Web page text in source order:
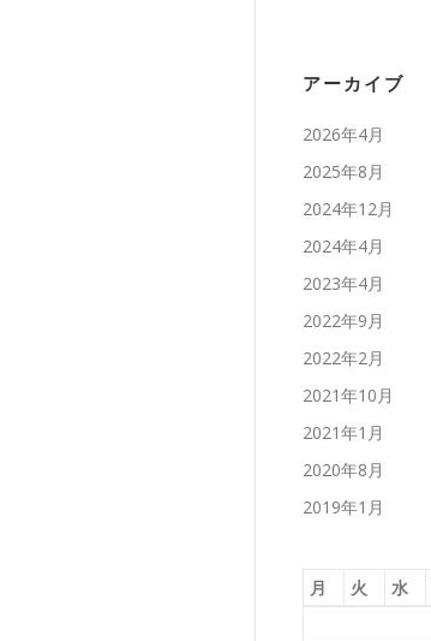
アーカイブ
2026年4月
2025年8月
2024年12月
2024年4月
2023年4月
2022年9月
2022年2月
2021年10月
2021年1月
2020年8月
2019年1月
月 火 水